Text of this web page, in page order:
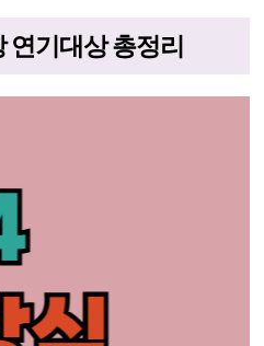
기대상 총정리